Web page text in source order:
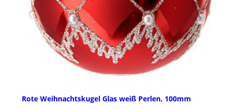
Rote Weihnachtskugel Glas weiß Perlen, 100mm